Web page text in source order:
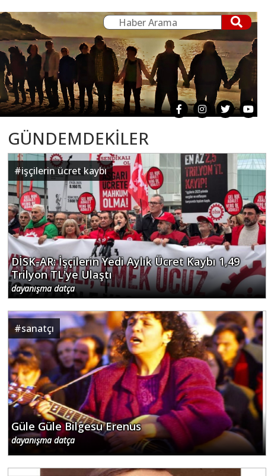
GÜNDEMDEKİLER
#işçilerin ücret kaybı
DİSK-AR: İşçilerin Yedi Aylık Ücret Kaybı 1,49
Trilyon TL'ye Ulaştı
dayanışma datça
#sanatçı
Güle Güle Bilgesu Erenus
dayanışma datça